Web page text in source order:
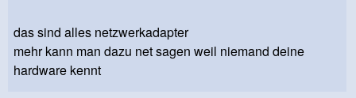
das sind alles netzwerkadapter
mehr kann man dazu net sagen weil niemand deine
hardware kennt